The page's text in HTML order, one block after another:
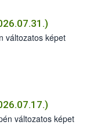
változatos képet
változatos képet